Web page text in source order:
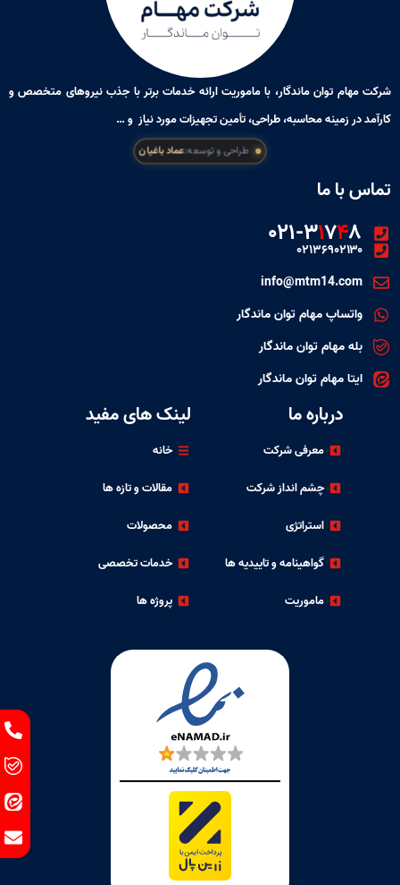
شرکت مهام توان ماندگار، با ماموریت ارائه خدمات برتر با جذب نیروهای متخصص و
کارآمد در زمینه محاسبه، طراحی، تأمین تجهیزات مورد نیاز و …
طراحی و توسعه:عماد باغیان
تماس با ما
۰۲۱-۳۱۷۴۸
۰۲۱۳۶۹۰۲۱۳۰
info@mtm14.com
واتساپ مهام توان ماندگار
بله مهام توان ماندگار
ایتا مهام توان ماندگار
درباره ما
معرفی شرکت
چشم انداز شرکت
استراتژی
گواهینامه و تاییدیه ها
ماموریت
لینک های مفید
خانه
مقالات و تازه ها
محصولات
خدمات تخصصی
پروژه ها